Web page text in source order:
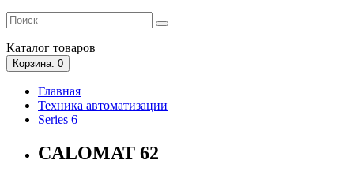
Каталог товаров
Корзина: 0
Главная
Техника автоматизации
Series 6
CALOMAT 62